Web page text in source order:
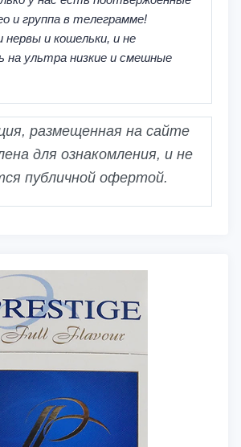
и группа в телеграмме!
нервы и кошельки, и не
на ультра низкие и смешные
размещенная на сайте
для ознакомления, и не
публичной офертой.